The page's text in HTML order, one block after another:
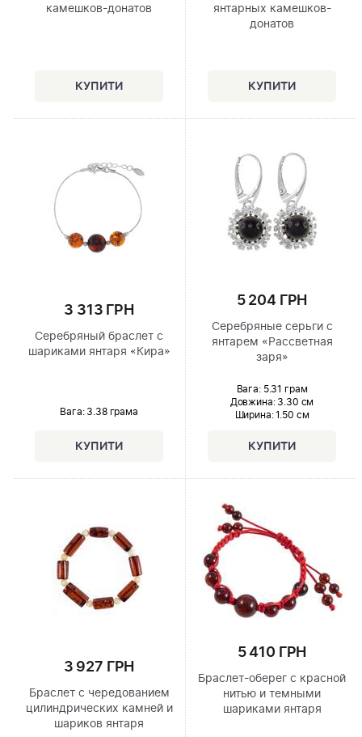
камешков-донатов
янтарных камешков-
донатов
3 313 ГРН
Серебряный браслет с
шариками янтаря «Кира»
Вага: 3.38 грама
5 204 ГРН
Серебряные серьги с
янтарем «Рассветная
заря»
Вага: 5.31 грам
Довжина:3.30 см
Ширина: 1.50 см
3 927 ГРН
Браслет с чередованием
цилиндрических камней и
шариков янтаря
5 410 ГРН
Браслет-оберег с красной
нитью и темными
шариками янтаря